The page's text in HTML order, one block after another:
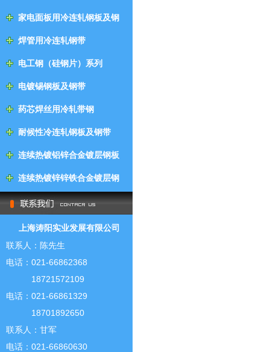
家电面板用冷连轧钢板及钢
带
焊管用冷连轧钢带
电工钢（硅钢片）系列
电镀锡钢板及钢带
药芯焊丝用冷轧带钢
耐候性冷连轧钢板及钢带
连续热镀铝锌合金镀层钢板
及钢带
连续热镀锌锌铁合金镀层钢
板及钢带
上海涛阳实业发展有限公司
联系人：陈先生
电话：021-66862368
18721572109
电话：021-66861329
18701892650
联系人：甘军
电话：021-66860630